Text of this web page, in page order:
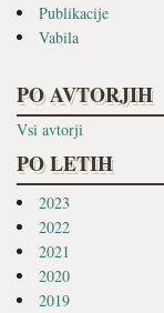
Publikacije
Vabila
PO AVTORJIH
Vsi avtorji
PO LETIH
2023
2022
2021
2020
2019